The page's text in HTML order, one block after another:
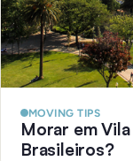
MOVING TIPS
Morar em
Brasileiros?